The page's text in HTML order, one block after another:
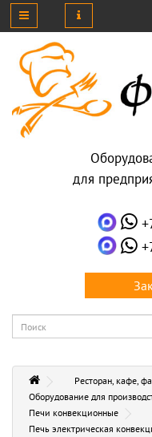
для
Ресторан, кафе,
Оборудование для
Печи конвекционные
Печь электрическая